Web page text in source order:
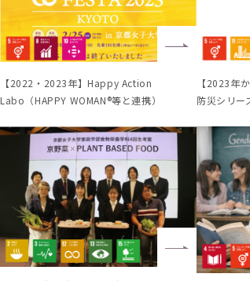
【2022・2023年】Happy Action
Labo（HAPPY WOMAN®等と連携）
【2023年
防災シリー